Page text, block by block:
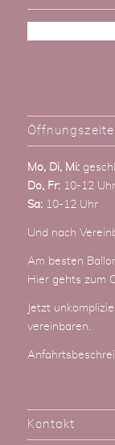
Mo, Di, Mi:
Do, Fr:10-12
Sa:10-12 Uhr
Und nach
Am besten
Hier gehts zum
Jetzt
vereinbaren.
Kontakt